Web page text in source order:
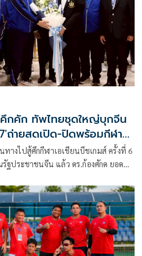
คึกคัก ทัพไทยชุดใหญ่บุกจีน
ถ่ายสดเปิด-ปิดพร้อมกีฬา
างไปสู้ศึกกีฬาเอเชียนบีชเกมส์ ครั้งที่ 6
ฐประชาชนจีน แล้ว ดร.ก้องศักด ยอด
ที่ 22-30 เมษายน 2569 ขณะที่สถานี
7 เตรียมถ่ายทอดสดพิธีเปิด-ปิด และ
หวังคว้าเหรียญรางวัลของไทย